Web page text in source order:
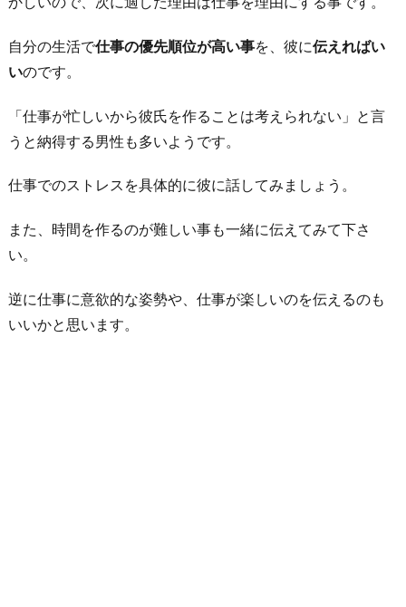
る
に
自分の生活で仕事の優先順位が高い事を、彼に伝えればい
いのです。
「仕事が忙しいから彼氏を作ることは考えられない」と言
うと納得する男性も多いようです。
仕事でのストレスを具体的に彼に話してみましょう。
また、時間を作るのが難しい事も一緒に伝えてみて下さ
い。
逆に仕事に意欲的な姿勢や、仕事が楽しいのを伝えるのも
いいかと思います。